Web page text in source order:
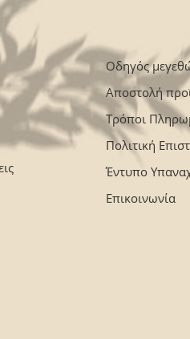
Οδηγός
Αποστολή
Τρόποι
Πολιτική
Έντυπο
Επικοινωνία